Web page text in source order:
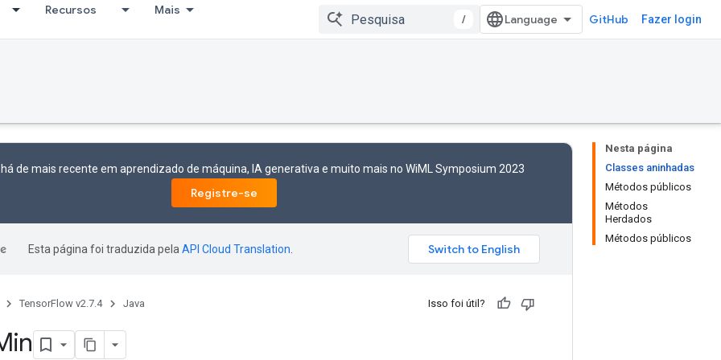
Recursos Mais
/ GitHub Fazer login
Nesta página
Classes aninhadas
Métodos públicos
Métodos
Herdados
Métodos públicos
de mais recente em aprendizado de máquina, IA generativa e muito mais no WiML Symposium 2023
Registre-se
Esta página foi traduzida pela API Cloud Translation
TensorFlow v2.7.4 Java Isso foi útil?